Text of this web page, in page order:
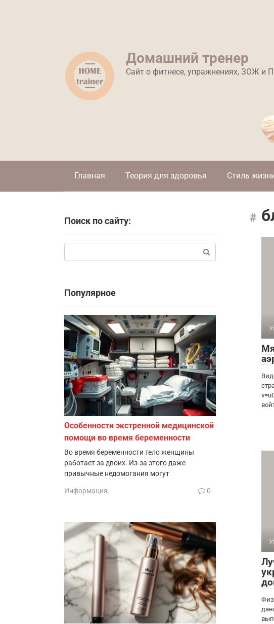
Домашний тренер
Сайт о фитнесе, упражнениях, ЗОЖ и
Главная Теория для здоровья Стиль
Поиск по сайту:
Популярное
Особенности экстренной медицинской
помощи во время беременности
Во время беременности тело женщины
работает за двоих. Из-за этого даже
привычные недомогания могут
Информация 0